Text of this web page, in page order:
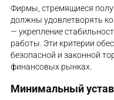
Фирмы, стремящиеся
должны удовлетворять
— укрепление
работы. Эти критерии
безопасной и законной
финансовых рынках.
Минимальный